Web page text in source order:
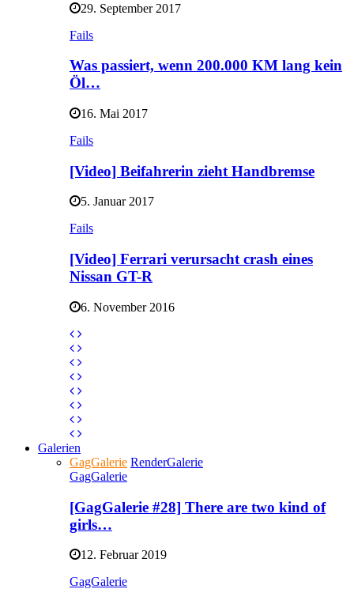
29. September 2017
Fails
Was passiert, wenn 200.000 KM lang kein
Öl…
16. Mai 2017
Fails
[Video] Beifahrerin zieht Handbremse
5. Januar 2017
Fails
[Video] Ferrari verursacht crash eines
Nissan GT-R
6. November 2016
Galerien
GagGalerie RenderGalerie
GagGalerie
[GagGalerie #28] There are two kind of
girls…
12. Februar 2019
GagGalerie